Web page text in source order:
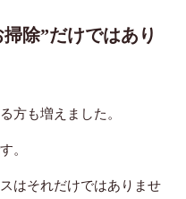
掃除”だけではあり
方も増えました。
。
はそれだけではありませ